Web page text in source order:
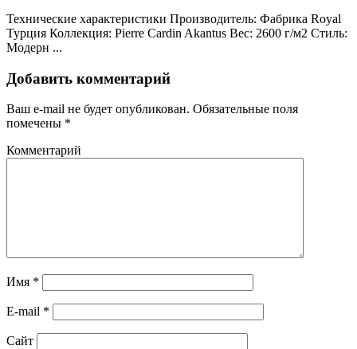
Технические характеристики Производитель: Фабрика Royal
Турция Коллекция: Pierre Cardin Akantus Вес: 2600 г/м2 Стиль:
Модерн ...
Добавить комментарий
Ваш e-mail не будет опубликован. Обязательные поля
помечены *
Комментарий
Имя *
E-mail *
Сайт